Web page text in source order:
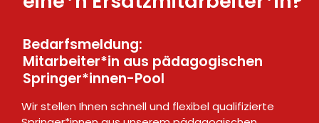
Bedarfsmeldung:
Mitarbeiter*in aus pädagogischen
Springer*innen-Pool
Wir stellen Ihnen schnell und flexibel qualifizierte